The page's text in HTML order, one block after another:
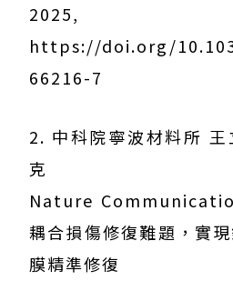
2025,
https://doi.org/
66216-7
2. 中科院寧波材料所
克
Nature
耦合損傷修復難題，實
膜精準修復